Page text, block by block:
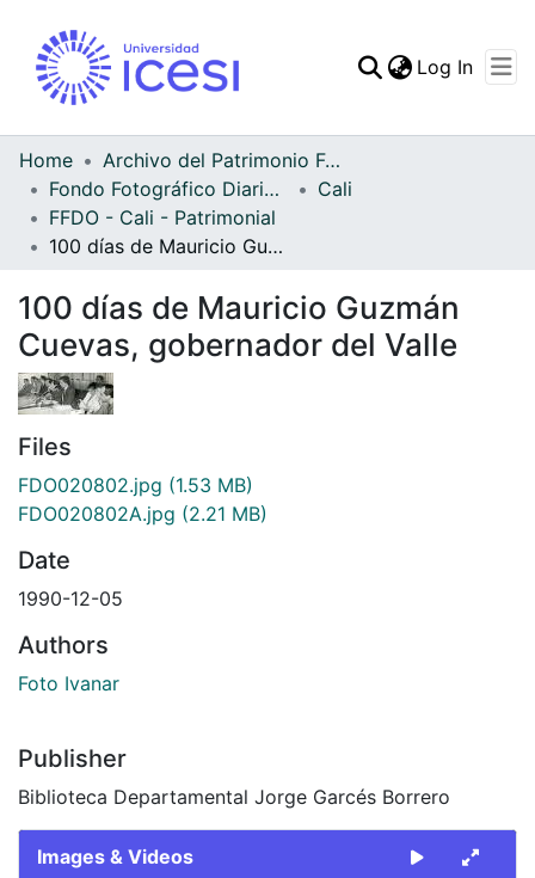
Statistics
Log In
Home
Archivo del Patrimonio Fotográfico y Fílmico del Valle del Cauca
Fondo Fotográfico Diario Occidente
Cali
FFDO - Cali - Patrimonial
100 días de Mauricio Guzmán Cuevas, gobernador del Valle
100 días de Mauricio Guzmán
Cuevas, gobernador del Valle
Files
FDO020802.jpg (1.53 MB)
FDO020802A.jpg (2.21 MB)
Date
1990-12-05
Authors
Foto Ivanar
Publisher
Biblioteca Departamental Jorge Garcés Borrero
Images & Videos